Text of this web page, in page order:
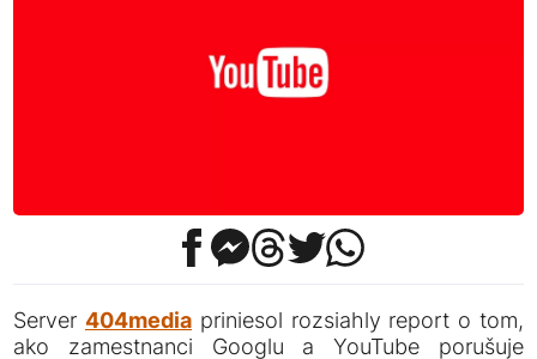
Server 404mediapriniesol rozsiahly report o tom,
ako zamestnanci Googlu a YouTube porušuje